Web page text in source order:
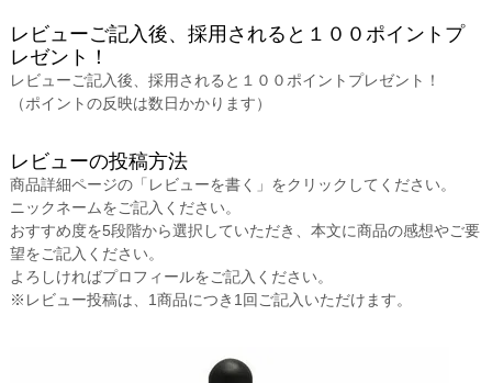
レビューご記入後、採用されると１００ポイントプ
レゼント！
レビューご記入後、採用されると１００ポイントプレゼント！
（ポイントの反映は数日かかります）
レビューの投稿方法
商品詳細ページの「レビューを書く」をクリックしてください。
ニックネームをご記入ください。
おすすめ度を5段階から選択していただき、本文に商品の感想やご要
望をご記入ください。
よろしければプロフィールをご記入ください。
※レビュー投稿は、1商品につき1回ご記入いただけます。